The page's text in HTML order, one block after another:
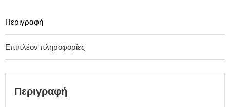
Περιγραφή
Επιπλέον πληροφορίες
Περιγραφή